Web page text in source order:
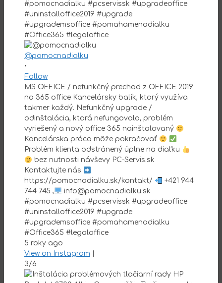
@pomocnadialku
•
Follow
MS OFFICE / nefunkčný prechod z OFFICE 2019
na 365 office Kancelársky balík, ktorý využíva
takmer každý. Nefunkčný upgrade /
odinštalácia, ktorá nefungovala, problém
vyriešený a nový office 365 nainštalovaný
Kancelárska práca môže pokračovať
Problém klienta odstránený úplne na diaľku
bez nutnosti návševy PC-Servis.sk
Kontaktujte nás
https://pomocnadialku.sk/kontakt/
+421 944
744 745 ,
info@pomocnadialku.sk
#pomocnadialku #pcservissk #upgradeoffice
#uninstalloffice2019 #upgrade
#upgrademsoffice #pomahamenadialku
#Office365 #legaloffice
5 roky ago
View on Instagram
3/6